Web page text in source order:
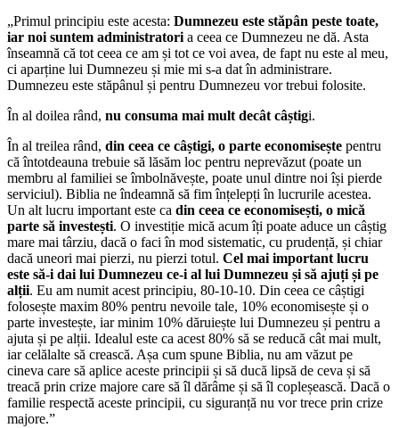
„Primul principiu este acesta: Dumnezeu este stăpân peste toate,
iar noi suntem administratori a ceea ce Dumnezeu ne dă. Asta
înseamnă că tot ceea ce am și tot ce voi avea, de fapt nu este al meu,
ci aparține lui Dumnezeu și mie mi s-a dat în administrare.
Dumnezeu este stăpânul și pentru Dumnezeu vor trebui folosite.
În al doilea rând, nu consuma mai mult decât câștigi.
În al treilea rând, din ceea ce câștigi, o parte economisește pentru
că întotdeauna trebuie să lăsăm loc pentru neprevăzut (poate un
membru al familiei se îmbolnăvește, poate unul dintre noi își pierde
serviciul). Biblia ne îndeamnă să fim înțelepți în lucrurile acestea.
Un alt lucru important este ca din ceea ce economisești, o mică
parte să investești. O investiție mică acum îți poate aduce un câștig
mare mai târziu, dacă o faci în mod sistematic, cu prudență, și chiar
dacă uneori mai pierzi, nu pierzi totul. Cel mai important lucru
este să-i dai lui Dumnezeu ce-i al lui Dumnezeu și să ajuți și pe
alții. Eu am numit acest principiu, 80-10-10. Din ceea ce câștigi
folosește maxim 80% pentru nevoile tale, 10% economisește și o
parte investește, iar minim 10% dăruiește lui Dumnezeu și pentru a
ajuta și pe alții. Idealul este ca acest 80% să se reducă cât mai mult,
iar celălalte să crească. Așa cum spune Biblia, nu am văzut pe
cineva care să aplice aceste principii și să ducă lipsă de ceva și să
treacă prin crize majore care să îl dărâme și să îl copleșească. Dacă o
familie respectă aceste principii, cu siguranță nu vor trece prin crize
majore.”